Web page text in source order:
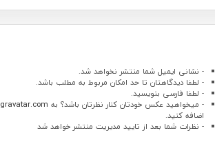
- نشانی ایمیل شما منتشر نخواهد شد.
- لطفا دیدگاهتان تا حد امکان مربوط به مطلب باشد.
- لطفا فارسی بنویسید.
- میخواهید عکس خودتان کنار نظرتان باشد؟ به gravatar.com
اضافه کنید.
- نظرات شما بعد از تایید مدیریت منتشر خواهد شد